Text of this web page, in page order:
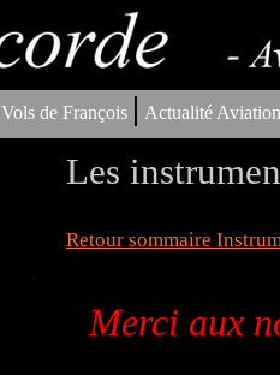
Vols de François | Actualité
Les
Retour sommaire
Merci aux